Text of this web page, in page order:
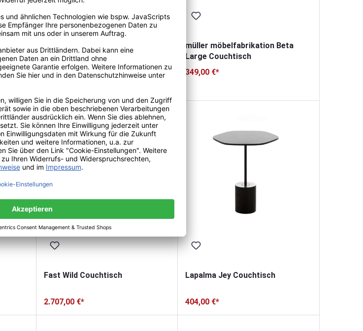
more CALA Couchtisch mit
Glasplatte
müller möbelfabrikation Beta
Large Couchtisch
349,00 €*
Fast Wild Couchtisch
2.707,00 €*
Lapalma Jey Couchtisch
404,00 €*